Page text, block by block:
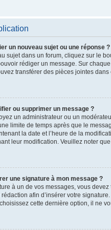
un nouveau sujet ou une réponse ?
sujet dans un forum, cliquez sur le
rédiger un message. Sur
transférer des pièces jointes dans
ou supprimer un message ?
un administrateur ou un
limite de temps après que le
la date et l’heure de la
leur modification. Veuillez noter
une signature à mon message ?
à un de vos messages, vous
afin d’insérer votre
cette dernière option, il ne